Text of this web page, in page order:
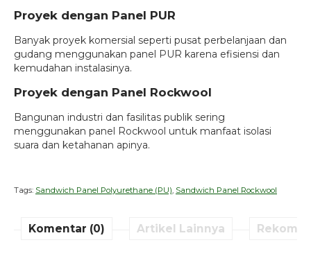
Proyek dengan Panel PUR
Banyak proyek komersial seperti pusat perbelanjaan dan
gudang menggunakan panel PUR karena efisiensi dan
kemudahan instalasinya.
Proyek dengan Panel Rockwool
Bangunan industri dan fasilitas publik sering
menggunakan panel Rockwool untuk manfaat isolasi
suara dan ketahanan apinya.
Tags: Sandwich Panel Polyurethane (PU), Sandwich Panel Rockwool
Komentar (0) Artikel Lainnya